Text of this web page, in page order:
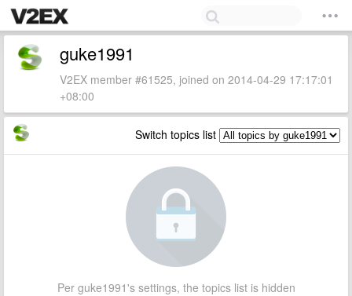
guke1991
V2EX member #61525, joined on 2014-04-29 17:17:01
+08:00
Switch topics list
Per guke1991's settings, the topics list is hidden